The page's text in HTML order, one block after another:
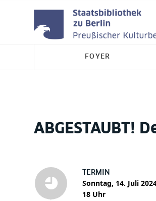
FOYER
ABGESTAUBT!
TERMIN
Sonntag, 14. Juli
18 Uhr